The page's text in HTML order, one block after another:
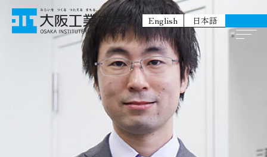
English 日本語